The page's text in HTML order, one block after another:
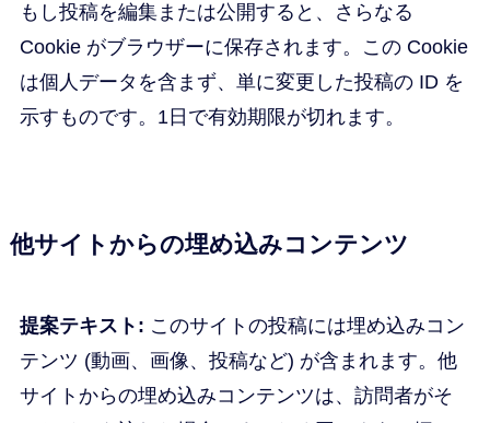
もし投稿を編集または公開すると、さらなる
Cookie がブラウザーに保存されます。この Cookie
は個人データを含まず、単に変更した投稿の ID を
示すものです。1日で有効期限が切れます。
他サイトからの埋め込みコンテンツ
提案テキスト: このサイトの投稿には埋め込みコン
テンツ (動画、画像、投稿など) が含まれます。他
サイトからの埋め込みコンテンツは、訪問者がそ